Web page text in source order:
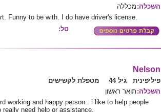
השכלה: מכללה
Funny to be with. I do have driver's license.
טל:
Nelson
פיליפינית גיל 44 מטפלת לקשישים
השכלה: תואר ראשון
working and happy person.. i like to help people
really need help or assistance.